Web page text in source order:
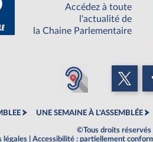
Accédez à toute
l'actualité de
la Chaine Parlementaire
UNE SEMAINE À L'ASSEMBLÉE
©Tous droits
légales
Accessibilité : partiellement